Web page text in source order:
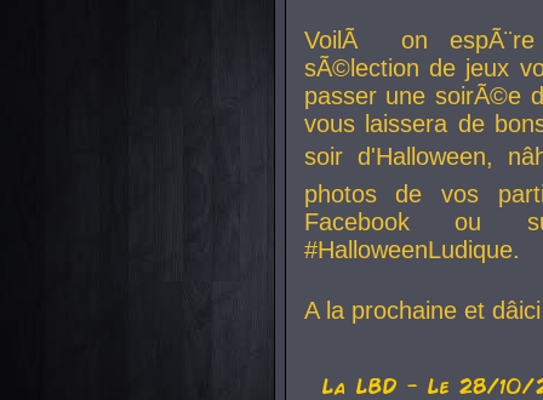
VoilÃ on
sÃ©lection de jeux
passer une soirÃ©e
vous laissera de
soir d'Halloween,
photos de vos
Facebook ou
#HalloweenLudique.
A la prochaine et
La LBD - Le 28/10/